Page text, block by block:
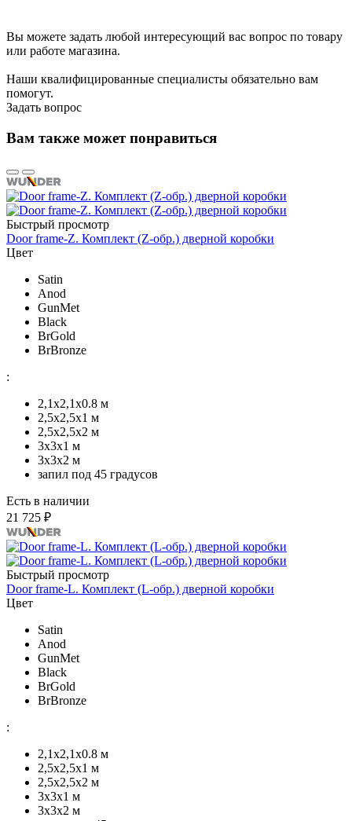
Вы можете задать любой интересующий вас вопрос по товару
или работе магазина.
Наши квалифицированные специалисты обязательно вам
помогут.
Задать вопрос
Вам также может понравиться
Быстрый просмотр
Door frame-Z. Комплект (Z-обр.) дверной коробки
Цвет
Satin
Anod
GunMet
Black
BrGold
BrBronze
:
2,1x2,1х0.8 м
2,5x2,5х1 м
2,5х2,5х2 м
3х3х1 м
3х3х2 м
запил под 45 градусов
Есть в наличии
21 725 ₽
Быстрый просмотр
Door frame-L. Комплект (L-обр.) дверной коробки
Цвет
Satin
Anod
GunMet
Black
BrGold
BrBronze
:
2,1x2,1х0.8 м
2,5x2,5х1 м
2,5х2,5х2 м
3х3х1 м
3х3х2 м